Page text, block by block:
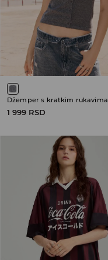
Džemper s kratkim rukavima
1 999 RSD